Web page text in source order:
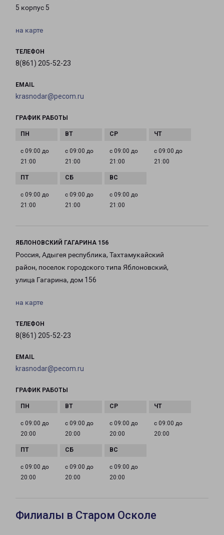
5 корпус 5
на карте
ТЕЛЕФОН
8(861) 205-52-23
EMAIL
krasnodar@pecom.ru
ГРАФИК РАБОТЫ
с 09:00 до
21:00
с 09:00 до
21:00
с 09:00 до
21:00
с 09:00 до
21:00
с 09:00 до
21:00
с 09:00 до
21:00
с 09:00 до
21:00
ЯБЛОНОВСКИЙ ГАГАРИНА 156
Россия, Адыгея республика, Тахтамукайский
район, поселок городского типа Яблоновский,
улица Гагарина, дом 156
на карте
ТЕЛЕФОН
8(861) 205-52-23
EMAIL
krasnodar@pecom.ru
ГРАФИК РАБОТЫ
с 09:00 до
20:00
с 09:00 до
20:00
с 09:00 до
20:00
с 09:00 до
20:00
с 09:00 до
20:00
с 09:00 до
20:00
с 09:00 до
20:00
Филиалы в Старом Осколе